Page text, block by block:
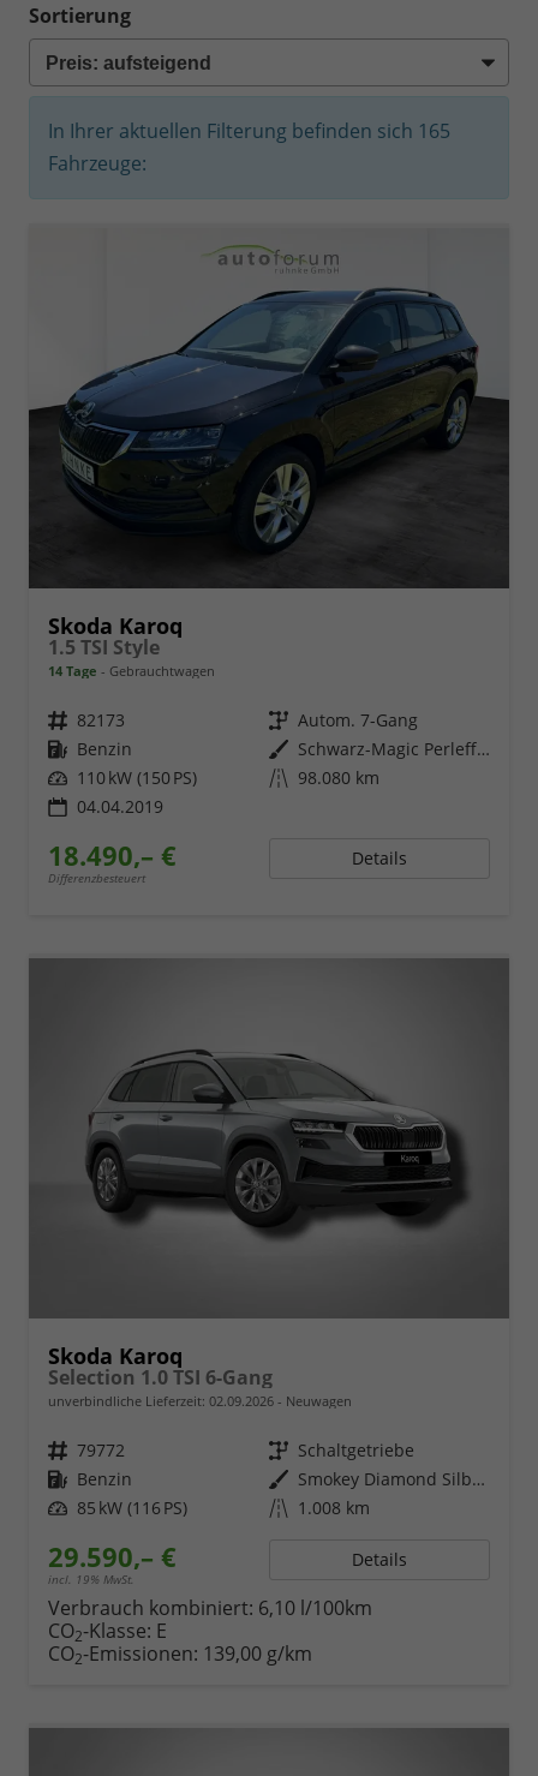
Sortierung
In Ihrer aktuellen Filterung befinden sich 165
Fahrzeuge:
Skoda Karoq
1.5 TSI Style
14 Tage Gebrauchtwagen
Fahrzeugnr. 82173 Getriebe Autom. 7-Gang
Kraftstoff Benzin Außenfarbe
Schwarz-Magic Perleffekt
Leistung 110 kW (150 PS) Kilometerstand 98.080 km
04.04.2019
18.490,– €
Differenzbesteuert
Details
Skoda Karoq
Selection 1.0 TSI 6-Gang
unverbindliche Lieferzeit: 02.09.2026 Neuwagen
Fahrzeugnr. 79772 Getriebe Schaltgetriebe
Kraftstoff Benzin Außenfarbe
Smokey Diamond Silber Metallic
Leistung 85 kW (116 PS) Kilometerstand 1.008 km
29.590,– €
incl. 19% MwSt.
Details
Verbrauch kombiniert: 6,10 l/100km
CO2-Klasse: E
CO2-Emissionen: 139,00 g/km